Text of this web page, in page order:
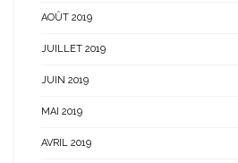
AOÛT 2019
JUILLET 2019
JUIN 2019
MAI 2019
AVRIL 2019